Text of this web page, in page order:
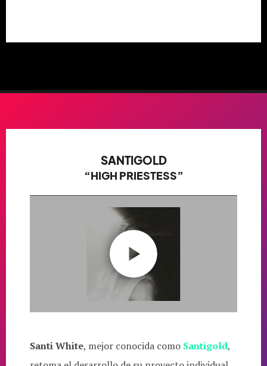
SANTIGOLD
“HIGH PRIESTESS”
Santi White, mejor conocida como Santigold,